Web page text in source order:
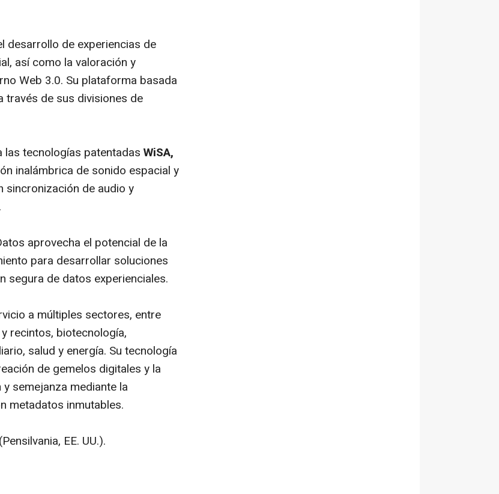
desarrollo de experiencias de
así como la valoración y
Web 3.0. Su plataforma basada
través de sus divisiones de
las tecnologías patentadas WiSA,
inalámbrica de sonido espacial y
sincronización de audio y
aprovecha el potencial de la
para desarrollar soluciones
segura de datos experienciales.
a múltiples sectores, entre
recintos, biotecnología,
salud y energía. Su tecnología
de gemelos digitales y la
semejanza mediante la
metadatos inmutables.
EE. UU.).